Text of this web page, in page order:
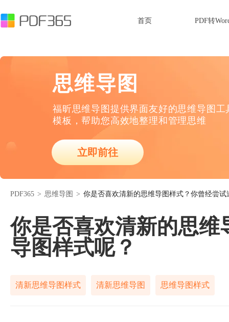
首页 PDF转
思维导图
福昕思维导图提供界面友好的思维导图
模板，帮助您高效地整理和管理思维
立即前往
PDF365 > 思维导图 > 你是否喜欢清新的思维导图样式？你曾经尝
你是否喜欢清新的思
导图样式呢？
清新思维导图样式 清新思维导图 思维导图样式